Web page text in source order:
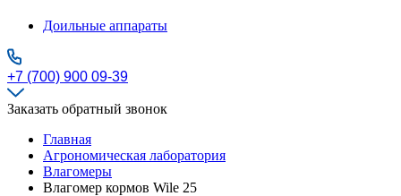
Доильные аппараты
+7 (700) 900 09-39
Заказать обратный звонок
Главная
Агрономическая лаборатория
Влагомеры
Влагомер кормов Wile 25